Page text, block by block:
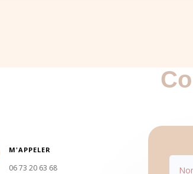
M'APPELER
06 73 20 63 68